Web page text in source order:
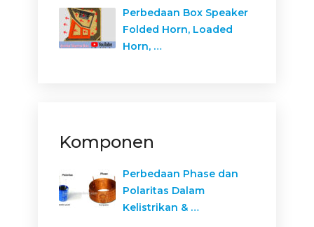
Perbedaan Box Speaker
Folded Horn, Loaded
Horn, …
Komponen
Perbedaan Phase dan
Polaritas Dalam
Kelistrikan & …